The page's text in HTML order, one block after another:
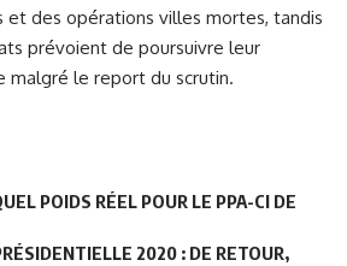
et des opérations villes mortes, tandis
prévoient de poursuivre leur
malgré le report du scrutin.
POIDS RÉEL POUR LE PPA-CI DE
2020 : DE RETOUR,